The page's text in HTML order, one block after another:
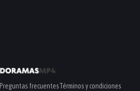
Preguntas frecuentesTérminos y condiciones